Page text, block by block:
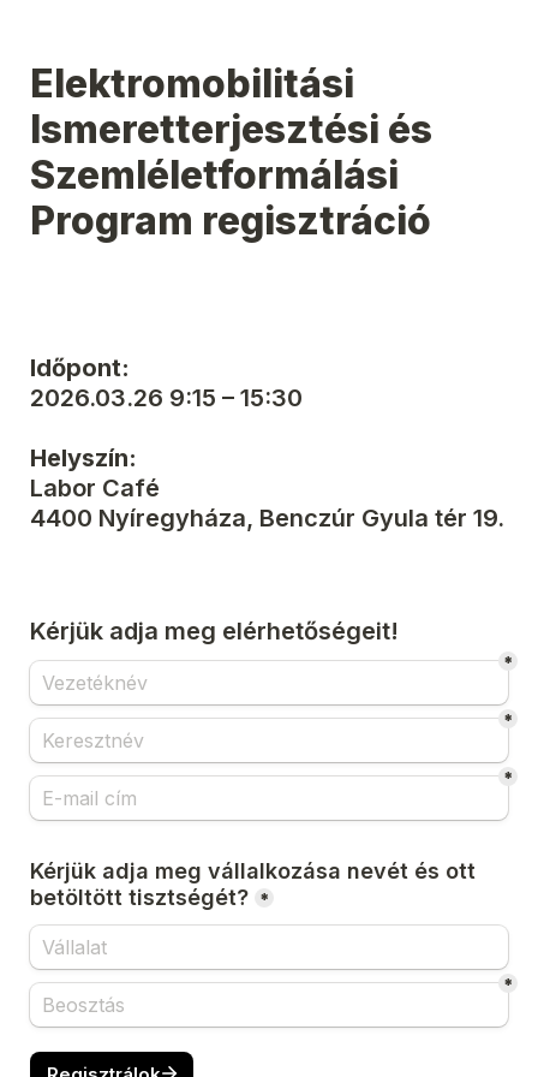
Elektromobilitási
Ismeretterjesztési és
Szemléletformálási
Program regisztráció
2026.03.26 9:15 – 15:30
Labor Café
4400 Nyíregyháza, Benczúr Gyula tér 19.
Kérjük adja meg elérhetőségeit!
*
*
*
Kérjük adja meg vállalkozása nevét és ott
betöltött tisztségét? *
*